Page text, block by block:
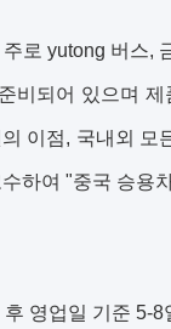
로 yutong 버스,
비되어 있으며
이점, 국내외 모
하여 "중국 승용
영업일 기준 5-8